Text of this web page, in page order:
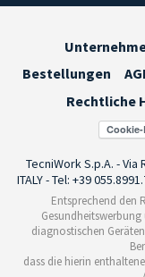
Bestellungen
Rechtliche
TecniWork S.p.A. - Via
ITALY - Tel: +39
Entsprechend den
diagnostischen
dass die hierin